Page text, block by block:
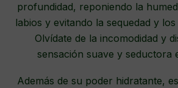
profundidad, reponiendo la
labios y evitando la sequedad y
Olvídate de la incomodidad y
sensación suave y seductora
Además de su poder hidratante,